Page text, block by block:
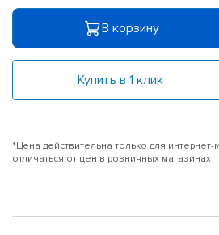
В корзину
Купить в 1 клик
*Цена действительна только для
отличаться от цен в розничных магазинах